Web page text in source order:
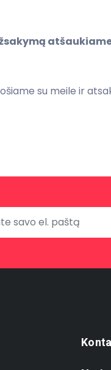
su meile ir